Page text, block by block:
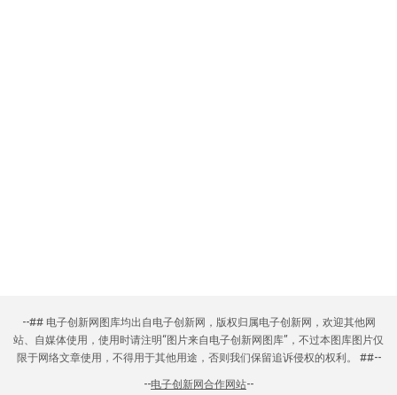
--## 电子创新网图库均出自电子创新网，版权归属电子创新网，欢迎其他网
站、自媒体使用，使用时请注明“图片来自电子创新网图库”，不过本图库图片仅
限于网络文章使用，不得用于其他用途，否则我们保留追诉侵权的权利。 ##--
--电子创新网合作网站--